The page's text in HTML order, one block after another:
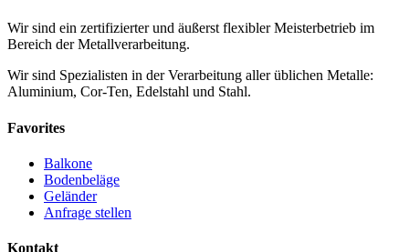
Wir sind ein zertifizierter und äußerst flexibler Meisterbetrieb im
Bereich der Metallverarbeitung.
Wir sind Spezialisten in der Verarbeitung aller üblichen Metalle:
Aluminium, Cor-Ten, Edelstahl und Stahl.
Favorites
Balkone
Bodenbeläge
Geländer
Anfrage stellen
Kontakt